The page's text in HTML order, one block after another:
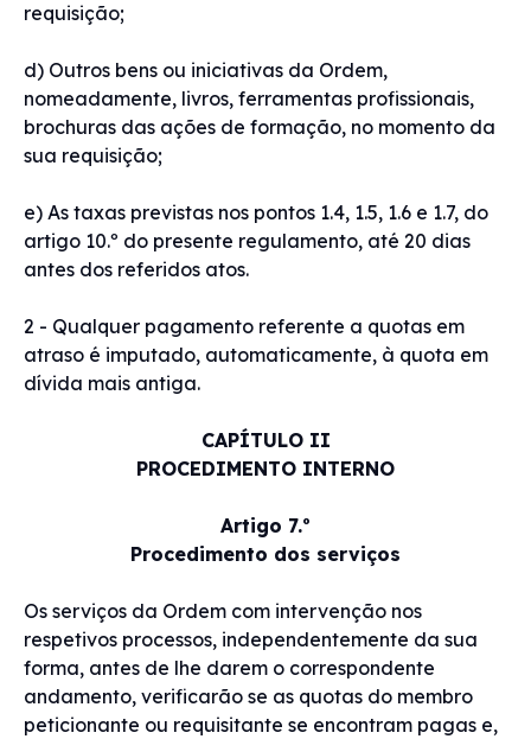
requisição;
d) Outros bens ou iniciativas da Ordem,
nomeadamente, livros, ferramentas profissionais,
brochuras das ações de formação, no momento da
sua requisição;
e) As taxas previstas nos pontos 1.4, 1.5, 1.6 e 1.7, do
artigo 10.º do presente regulamento, até 20 dias
antes dos referidos atos.
2 - Qualquer pagamento referente a quotas em
atraso é imputado, automaticamente, à quota em
dívida mais antiga.
CAPÍTULO II
PROCEDIMENTO INTERNO
Artigo 7.º
Procedimento dos serviços
Os serviços da Ordem com intervenção nos
respetivos processos, independentemente da sua
forma, antes de lhe darem o correspondente
andamento, verificarão se as quotas do membro
peticionante ou requisitante se encontram pagas e,